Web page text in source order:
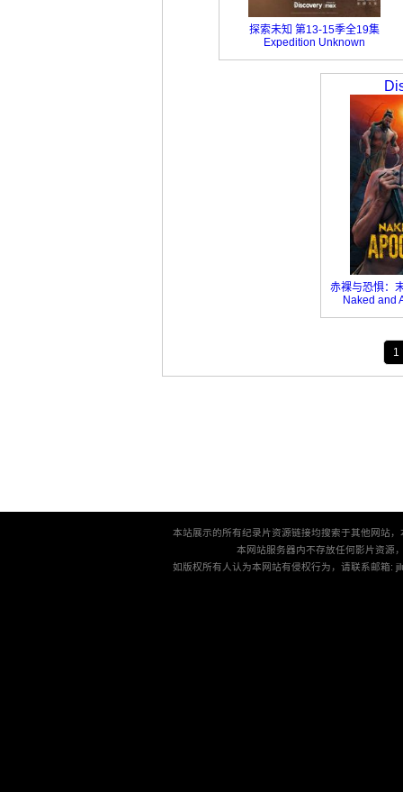
探索未知 第13-15季全19集
Expedition Unknown
赤裸与恐惧：
Naked and
1
本站展示的所有纪录片资源链接均搜索于其他网站
本网站服务器内不存放任何影片资源
如版权所有人认为本网站有侵权行为，请联系邮箱: